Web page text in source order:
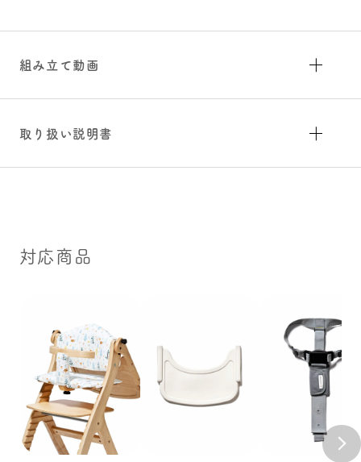
組み立て動画
取り扱い説明書
対応商品